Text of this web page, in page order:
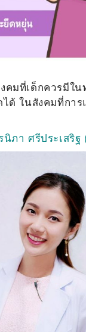
คมที่เด็กควรมีใน
ได้ ในสังคมที่กา
ภา ศรีประเสริฐ